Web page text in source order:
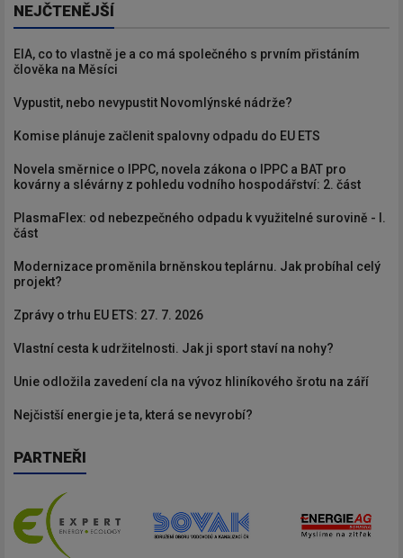
NEJČTENĚJŠÍ
EIA, co to vlastně je a co má společného s prvním přistáním
člověka na Měsíci
Vypustit, nebo nevypustit Novomlýnské nádrže?
Komise plánuje začlenit spalovny odpadu do EU ETS
Novela směrnice o IPPC, novela zákona o IPPC a BAT pro
kovárny a slévárny z pohledu vodního hospodářství: 2. část
PlasmaFlex: od nebezpečného odpadu k využitelné surovině - I.
část
Modernizace proměnila brněnskou teplárnu. Jak probíhal celý
projekt?
Zprávy o trhu EU ETS: 27. 7. 2026
Vlastní cesta k udržitelnosti. Jak ji sport staví na nohy?
Unie odložila zavedení cla na vývoz hliníkového šrotu na září
Nejčistší energie je ta, která se nevyrobí?
PARTNEŘI